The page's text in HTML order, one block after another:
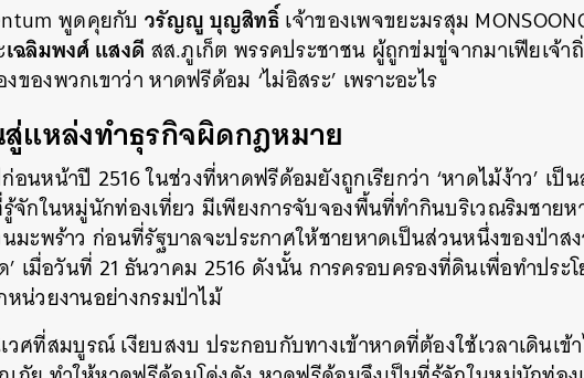
พูดคุยกับ วรัญญู บุญสิทธิ์เจ้าของเพจขยะมรสุม
เฉลิมพงศ์ แสงดี สส.ภูเก็ต พรรคประชาชน ผู้ถูกข่มขู่จากมาเฟียเจ้
ของพวกเขาว่า หาดฟรีด้อม ‘ไม่อิสระ’ เพราะอะไร
แหล่งทำธุรกิจผิดกฎหมาย
อนหน้าปี 2516 ในช่วงที่หาดฟรีด้อมยังถูกเรียกว่า ‘หาดไม้ง้าว’ เ
จักในหมู่นักท่องเที่ยว มีเพียงการจับจองพื้นที่ทำกินบริเวณริมชาย
มะพร้าว ก่อนที่รัฐบาลจะประกาศให้ชายหาดเป็นส่วนหนึ่งของป่าส
’ เมื่อวันที่ 21 ธันวาคม 2516 ดังนั้น การครอบครองที่ดินเพื่อทำประ
น่วยงานอย่างกรมป่าไม้
วศที่สมบูรณ์ เงียบสงบ ประกอบกับทางเข้าหาดที่ต้องใช้เวลาเดินเข้